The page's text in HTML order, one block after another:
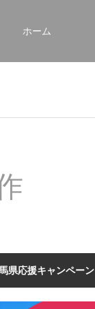
ホーム
県応援キャンペーン